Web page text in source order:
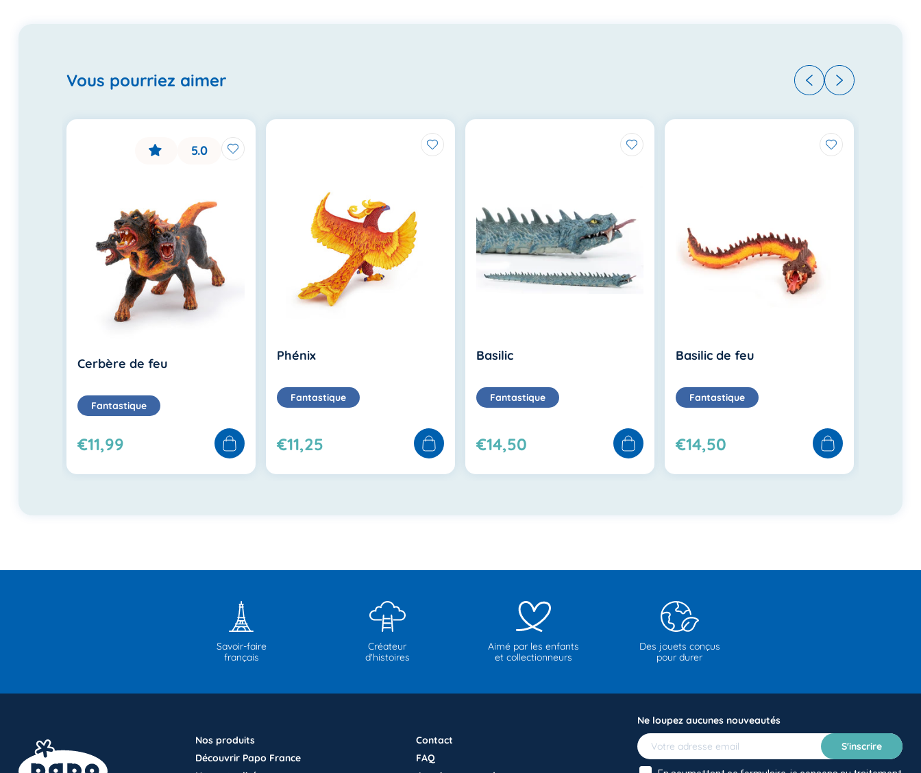
Vous pourriez aimer
5.0
Cerbère de feu
Fantastique
€11,99
Phénix
Fantastique
€11,25
Basilic
Fantastique
€14,50
Basilic de feu
Fantastique
€14,50
Savoir-faire
français
Créateur
d'histoires
Aimé par les enfants
et collectionneurs
Des jouets conçus
pour durer
Nos produits
Découvrir Papo France
Contact
FAQ
Ne loupez aucunes nouveautés
S'inscrire